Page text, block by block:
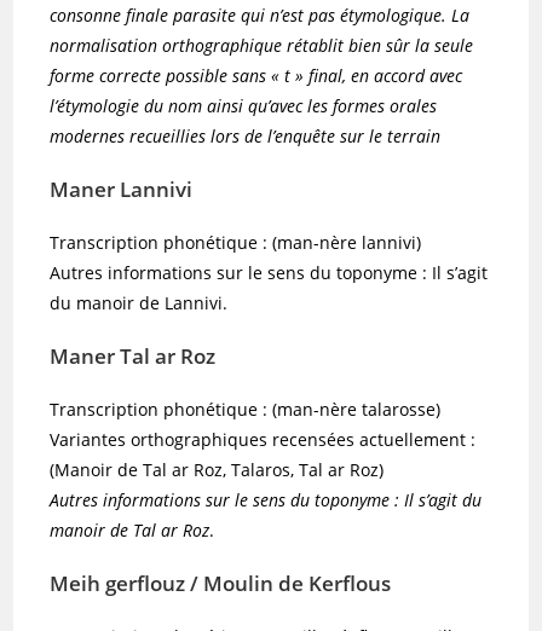
consonne finale parasite qui n’est pas étymologique. La
normalisation orthographique rétablit bien sûr la seule
forme correcte possible sans « t » final, en accord avec
l’étymologie du nom ainsi qu’avec les formes orales
modernes recueillies lors de l’enquête sur le terrain
Maner Lannivi
Transcription phonétique : (man-nère lannivi)
Autres informations sur le sens du toponyme : Il s’agit
du manoir de Lannivi.
Maner Tal ar Roz
Transcription phonétique : (man-nère talarosse)
Variantes orthographiques recensées actuellement :
(Manoir de Tal ar Roz, Talaros, Tal ar Roz)
Autres informations sur le sens du toponyme : Il s’agit du
manoir de Tal ar Roz.
Meih gerflouz / Moulin de Kerflous